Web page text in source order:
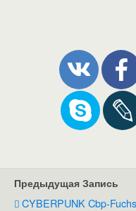
Предыдущая Запись
CYBERPUNK Cbp-